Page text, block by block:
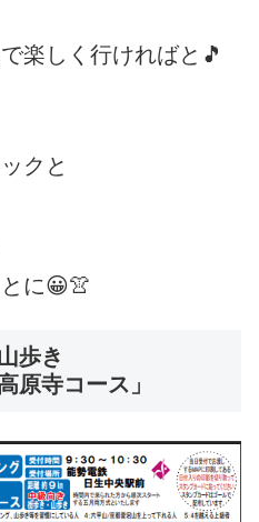
楽しく行ければと🎵
クと
に😀👚
歩き
原寺コース」